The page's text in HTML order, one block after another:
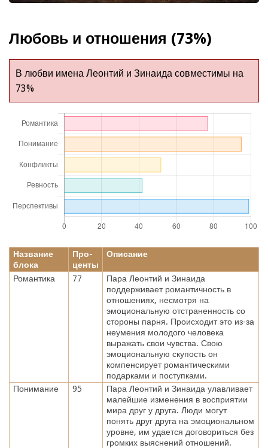
Любовь и отношения (73%)
В любви имена Леонтий и Зинаида совместимы на
73%
Название
блока
Про-
центы
Описание
Романтика 77
Пара Леонтий и Зинаида
поддерживает романтичность в
отношениях, несмотря на
эмоциональную отстраненность со
стороны парня. Происходит это из-за
неумения молодого человека
выражать свои чувства. Свою
эмоциональную скупость он
компенсирует романтическими
подарками и поступками.
Понимание
95
Пара Леонтий и Зинаида улавливает
малейшие изменения в восприятии
мира друг у друга. Люди могут
понять друг друга на эмоциональном
уровне, им удается договориться без
громких выяснений отношений.